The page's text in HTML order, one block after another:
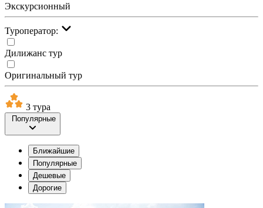
Экскурсионный
Туроператор:
Дилижанс тур
Оригинальный тур
3 тура
Популярные
Ближайшие
Популярные
Дешевые
Дорогие